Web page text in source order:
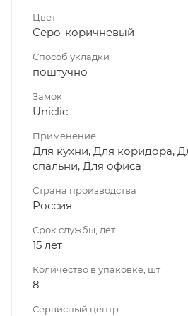
Цвет
Серо-коричневый
Способ укладки
поштучно
Замок
Uniclic
Применение
Для кухни, Для коридора,
спальни, Для офиса
Страна производства
Россия
Срок службы, лет
15 лет
Количество в упаковке, шт
8
Сервисный центр